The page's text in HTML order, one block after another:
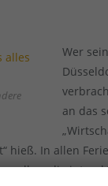
Wer
an das
hieß. In allen
allem die